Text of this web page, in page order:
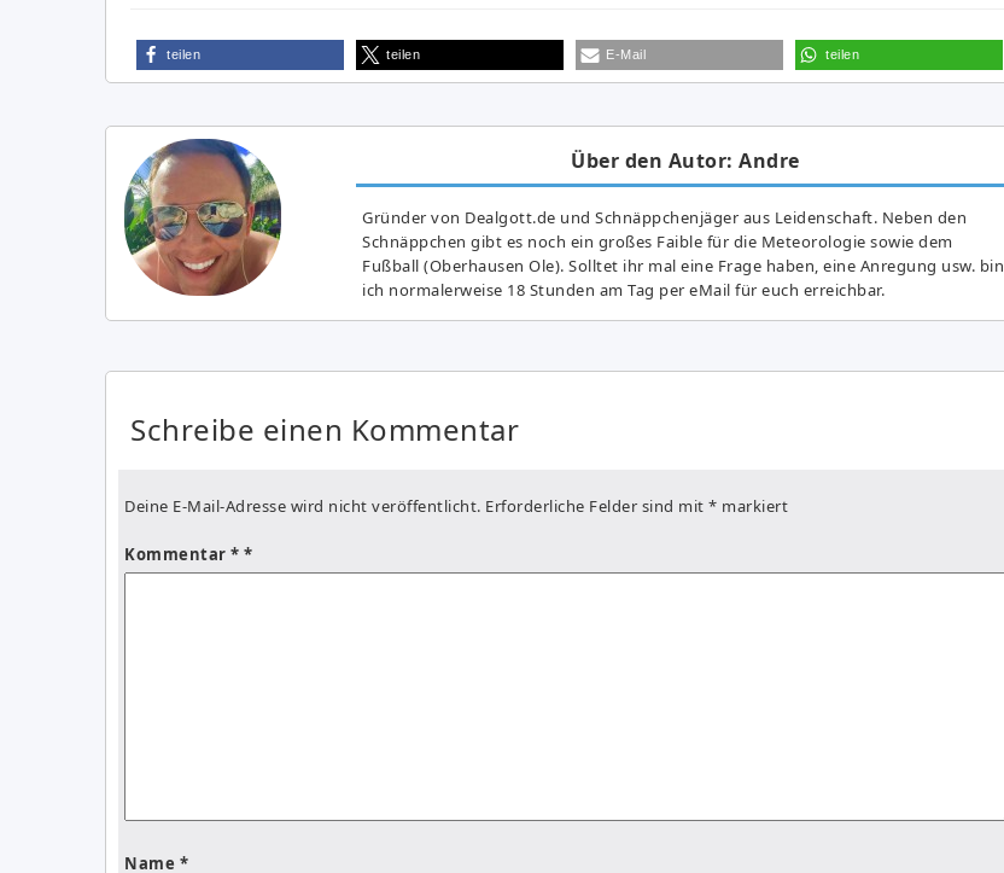
teilen teilen E-Mail teilen
Über den Autor: Andre
Gründer von Dealgott.de und Schnäppchenjäger aus Leidenschaft. Neben den
Schnäppchen gibt es noch ein großes Fai­ble für die Meteorologie sowie dem
Fußball (Oberhausen Ole). Solltet ihr mal eine Frage haben, eine Anregung usw. bin
ich normalerweise 18 Stunden am Tag per eMail für euch erreichbar.
Schreibe einen Kommentar
Deine E-Mail-Adresse wird nicht veröffentlicht. Erforderliche Felder sind mit * markiert
Kommentar *
Name *